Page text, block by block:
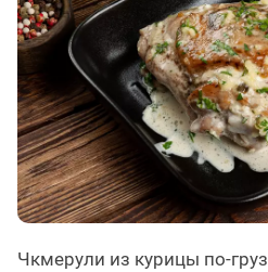
Чкмерули из курицы по-